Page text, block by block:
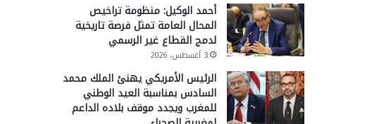
أحمد الوكيل: منظومة تراخيص
المحال العامة تمثل فرصة تاريخية
لدمج القطاع غير الرسمي
3 أغسطس، 2026
الرئيس الأمريكي يهنئ الملك محمد
السادس بمناسبة العيد الوطني
للمغرب ويجدد موقف بلاده الداعم